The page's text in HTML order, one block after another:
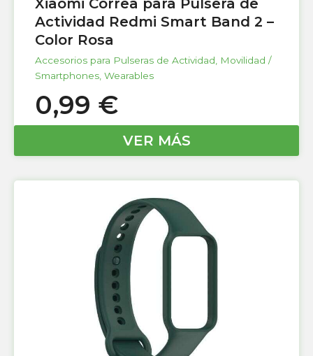
Xiaomi Correa para Pulsera de
Actividad Redmi Smart Band 2 –
Color Rosa
Accesorios para Pulseras de Actividad, Movilidad /
Smartphones, Wearables
0,99 €
VER MÁS